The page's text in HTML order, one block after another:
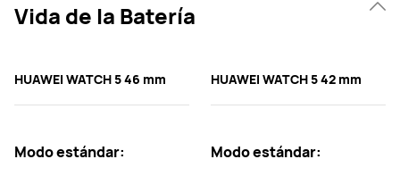
Vida de la Batería
HUAWEI WATCH 5 46 mm
Modo estándar:
HUAWEI WATCH 5 42 mm
Modo estándar: